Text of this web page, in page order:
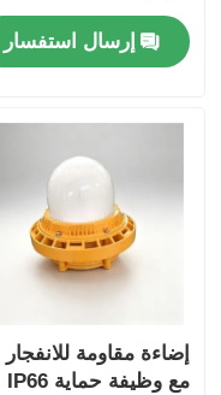
إرسال استفسار
إضاءة مقاومة للانفجار
مع وظيفة حماية IP66